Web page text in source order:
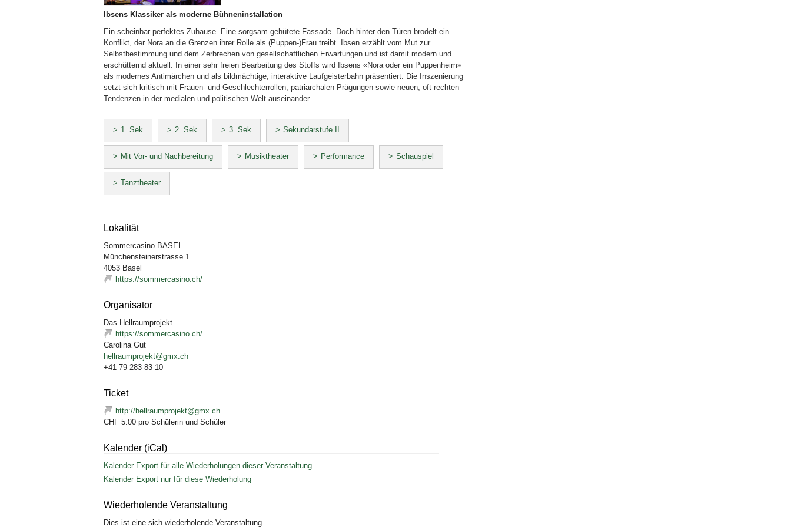
Ibsens Klassiker als moderne Bühneninstallation
Ein scheinbar perfektes Zuhause. Eine sorgsam gehütete Fassade. Doch hinter den Türen brodelt ein
Konflikt, der Nora an die Grenzen ihrer Rolle als (Puppen-)Frau treibt. Ibsen erzählt vom Mut zur
Selbstbestimmung und dem Zerbrechen von gesellschaftlichen Erwartungen und ist damit modern und
erschütternd aktuell. In einer sehr freien Bearbeitung des Stoffs wird Ibsens «Nora oder ein Puppenheim»
als modernes Antimärchen und als bildmächtige, interaktive Laufgeisterbahn präsentiert. Die Inszenierung
setzt sich kritisch mit Frauen- und Geschlechterrollen, patriarchalen Prägungen sowie neuen, oft rechten
Tendenzen in der medialen und politischen Welt auseinander.
1. Sek 2. Sek 3. Sek Sekundarstufe II
Mit Vor- und Nachbereitung Musiktheater Performance Schauspiel
Tanztheater
Lokalität
Sommercasino BASEL
Münchensteinerstrasse 1
4053 Basel
https://sommercasino.ch/
Organisator
Das Hellraumprojekt
https://sommercasino.ch/
Carolina Gut
hellraumprojekt@gmx.ch
+41 79 283 83 10
Ticket
http://hellraumprojekt@gmx.ch
CHF 5.00 pro Schülerin und Schüler
Kalender (iCal)
Kalender Export für alle Wiederholungen dieser Veranstaltung
Kalender Export nur für diese Wiederholung
Wiederholende Veranstaltung
Dies ist eine sich wiederholende Veranstaltung